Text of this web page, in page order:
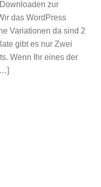
zur
das WordPress
Variationen da sind 2
gibt es nur Zwei
Wenn Ihr eines der